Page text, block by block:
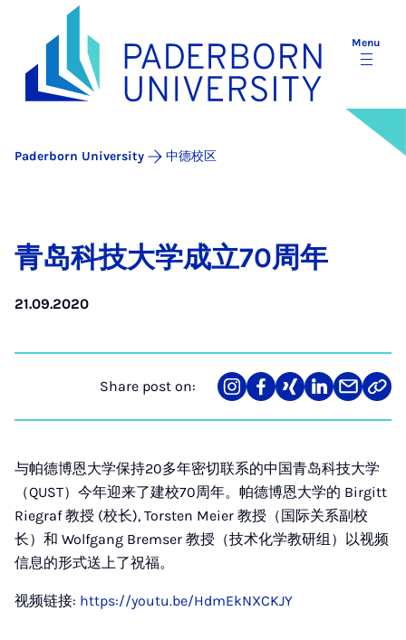
Menu
Paderborn University 中德校区
青岛科技大学成立70周年
21.09.2020
Share post on:
Share
on
Teilen
auf
Teilen
auf
Teilen
auf
Teilen
über
Mail
Link
与帕德博恩大学保持20多年密切联系的中国青岛科技大学
（QUST）今年迎来了建校70周年。帕德博恩大学的 Birgitt
Riegraf 教授 (校长), Torsten Meier 教授（国际关系副校
长）和 Wolfgang Bremser 教授（技术化学教研组）以视频
信息的形式送上了祝福。
视频链接: https://youtu.be/HdmEkNXCKJY